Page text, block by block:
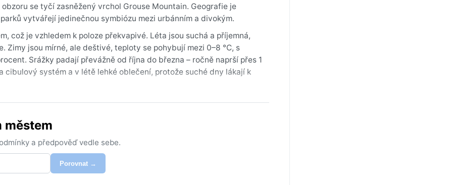
se tyčí zasněžený vrchol Grouse Mountain. Geografie je
vytvářejí jedinečnou symbiózu mezi urbánním a divokým.
což je vzhledem k poloze překvapivé. Léta jsou suchá a příjemná,
jsou mírné, ale deštivé, teploty se pohybují mezi 0–8 °C, s
Srážky padají převážně od října do března – ročně naprší přes 1
systém a v létě lehké oblečení, protože suché dny lákají k
a déšť je vzácností. Říká se, že Vancouver má „kapalné slunce“ –
– teplý, vlhký vzduch z Pacifiku, který přináší vydatné deště a
mlha v zálivu Burton.
městem
a předpověď vedle sebe.
Porovnat →